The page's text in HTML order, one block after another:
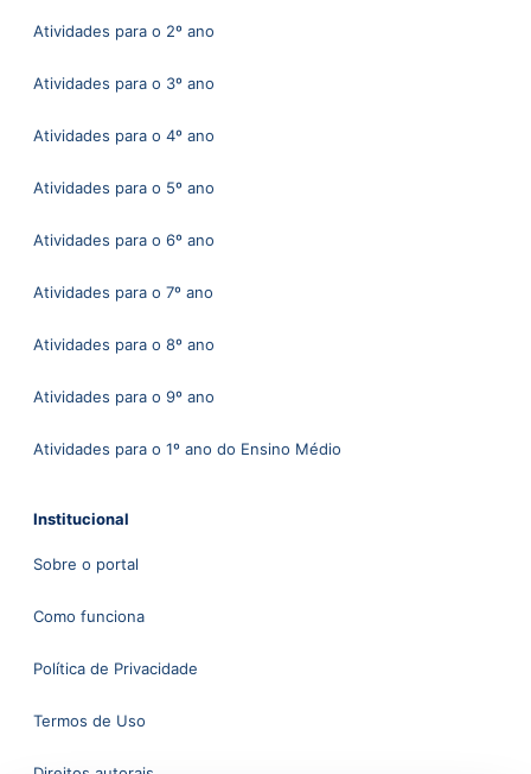
Atividades para o 2º ano
Atividades para o 3º ano
Atividades para o 4º ano
Atividades para o 5º ano
Atividades para o 6º ano
Atividades para o 7º ano
Atividades para o 8º ano
Atividades para o 9º ano
Atividades para o 1º ano do Ensino Médio
Institucional
Sobre o portal
Como funciona
Política de Privacidade
Termos de Uso